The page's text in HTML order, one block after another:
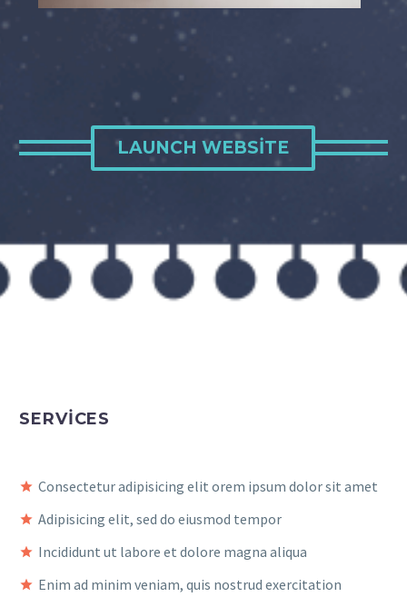
LAUNCH WEBSITE
SERVICES
Consectetur adipisicing elit orem ipsum dolor sit amet
Adipisicing elit, sed do eiusmod tempor
Incididunt ut labore et dolore magna aliqua
Enim ad minim veniam, quis nostrud exercitation